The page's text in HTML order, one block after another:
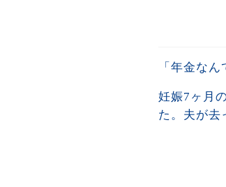
「年金な
妊娠7ヶ月
た。夫が